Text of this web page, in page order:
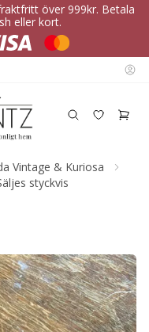
över 999kr. Betala
eller kort.
Vintage & Kuriosa
styckvis